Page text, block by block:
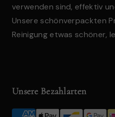
verwenden sind, effektiv
Unsere schönverpackten
Reinigung etwas schöner,
Unsere Bezahlarten